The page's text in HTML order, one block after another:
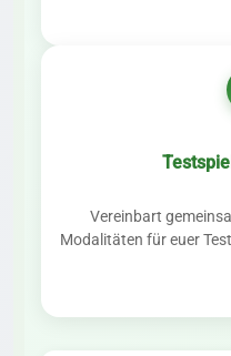
Vereinbart
Modalitäten für euer